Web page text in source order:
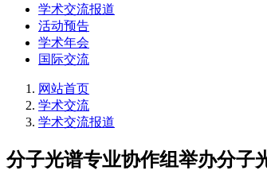
学术交流报道
活动预告
学术年会
国际交流
网站首页
学术交流
学术交流报道
分子光谱专业协作组举办分子